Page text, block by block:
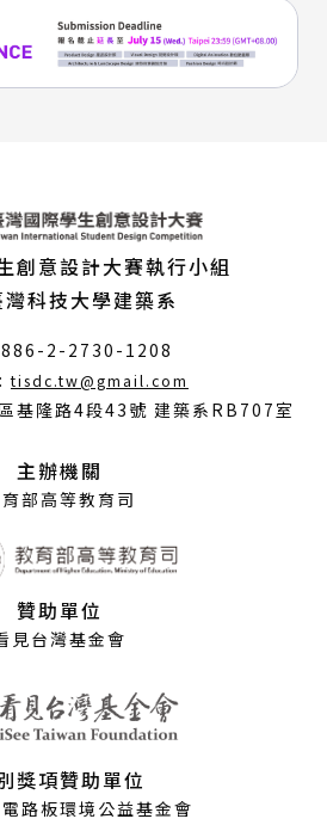
創意設計大賽執行小組
科技大學建築系
2-2730-1208
tisdc.tw@gmail.com
開
基隆路4段43號 建築系RB707室
主辦機關
部高等教育司
贊助單位
見台灣基金會
獎項贊助單位
路板環境公益基金會